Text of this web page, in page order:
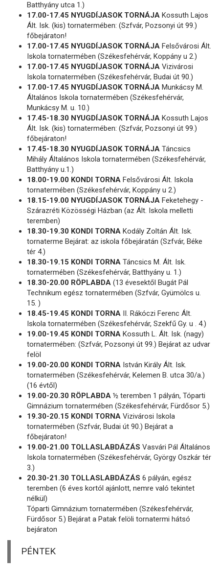
Batthyány utca 1.)
17.00-17.45 NYUGDÍJASOK TORNÁJA Kossuth Lajos
Ált. Isk. (kis) tornatermében: (Szfvár, Pozsonyi út 99.)
főbejáraton!
17.00-17.45 NYUGDÍJASOK TORNÁJA Felsővárosi Ált.
Iskola tornatermében (Székesfehérvár, Koppány u 2.)
17.00-17.45 NYUGDÍJASOK TORNÁJA Vizivárosi
Iskola tornatermében (Székesfehérvár, Budai út 90.)
17.00-17.45 NYUGDÍJASOK TORNÁJA Munkácsy M.
Általános Iskola tornatermében (Székesfehérvár,
Munkácsy M. u. 10.)
17.45-18.30 NYUGDÍJASOK TORNÁJA Kossuth Lajos
Ált. Isk. (kis) tornatermében: (Szfvár, Pozsonyi út 99.)
főbejáraton!
17.45-18.30 NYUGDÍJASOK TORNÁJA Táncsics
Mihály Általános Iskola tornatermében (Székesfehérvár,
Batthyány u.1.)
18.00-19.00 KONDI TORNA Felsővárosi Ált. Iskola
tornatermében (Székesfehérvár, Koppány u 2.)
18.15-19.00 NYUGDÍJASOK TORNÁJA Feketehegy -
Szárazréti Közösségi Házban (az Ált. Iskola melletti
teremben)
18.30-19.30 KONDI TORNA Kodály Zoltán Ált. Isk.
tornaterme Bejárat: az iskola főbejáratán (Szfvár, Béke
tér 4.)
18.30-19.15 KONDI TORNA Táncsics M. Ált. Isk.
tornatermében (Székesfehérvár, Batthyány u. 1.)
18.30-20.00 RÖPLABDA (13 évesektől Bugát Pál
Technikum egész tornatermében (Szfvár, Gyümölcs u.
15. )
18.45-19.45 KONDI TORNA II. Rákóczi Ferenc Ált.
Iskola tornatermében (Székesfehérvár, Szekfű Gy. u . 4.)
19.00-19.45 KONDI TORNA Kossuth L. Ált. Isk. (nagy)
tornatermében: (Szfvár, Pozsonyi út 99.) Bejárat az udvar
felöl
19.00-20.00 KONDI TORNA István Király Ált. Isk.
tornatermében (Székesfehérvár, Kelemen B. utca 30/a.)
(16 évtől)
19.00-20.30 RÖPLABDA ½ teremben 1 pályán, Tóparti
Gimnázium tornatermében (Székesfehérvár, Fürdősor 5.)
19.30-20.15 KONDI TORNA Vizivárosi Iskola
tornatermében (Szfvár, Budai út 90.) Bejárat a
főbejáraton!
19.00-21.00 TOLLASLABDÁZÁS Vasvári Pál Általános
Iskola tornatermében (Székesfehérvár, György Oszkár tér
3.)
20.30-21.30 TOLLASLABDÁZÁS 6 pályán, egész
teremben (6 éves kortól ajánlott, nemre való tekintet
nélkül)
Tóparti Gimnázium tornatermében (Székesfehérvár,
Fürdősor 5.) Bejárat a Patak felöli tornatermi hátsó
bejáraton
PÉNTEK